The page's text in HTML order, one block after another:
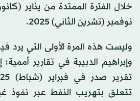
نوفمبر (تشرين الثاني) 2025.
وليست هذه المرة الأولى التي يرد
وإبراهيم الدبيبة في تقارير
تتعلق بتهريب النفط عبر نفوذ